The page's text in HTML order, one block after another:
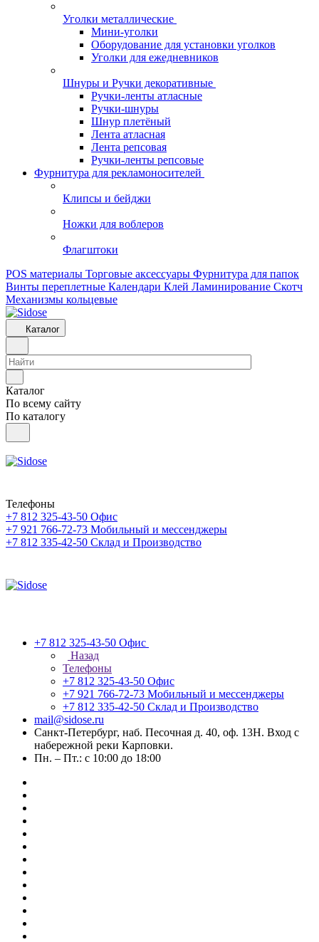
Уголки металлические
Мини-уголки
Оборудование для установки уголков
Уголки для ежедневников
Шнуры и Ручки декоративные
Ручки-ленты атласные
Ручки-шнуры
Шнур плетёный
Лента атласная
Лента репсовая
Ручки-ленты репсовые
Фурнитура для рекламоносителей
Клипсы и бeйджи
Ножки для воблеров
Флагштоки
POS материалы Торговые аксессуары Фурнитура для папок
Винты переплетные Календари Клей Ламинирование Скотч
Механизмы кольцевые
Каталог
Каталог
По всему сайту
По каталогу
Телефоны
+7 812 325-43-50 Офис
+7 921 766-72-73 Мобильный и мессенджеры
+7 812 335-42-50 Склад и Производство
+7 812 325-43-50 Офис
Назад
Телефоны
+7 812 325-43-50 Офис
+7 921 766-72-73 Мобильный и мессенджеры
+7 812 335-42-50 Склад и Производство
mail@sidose.ru
Санкт-Петербург, наб. Песочная д. 40, оф. 13Н. Вход с
набережной реки Карповки.
Пн. – Пт.: с 10:00 до 18:00